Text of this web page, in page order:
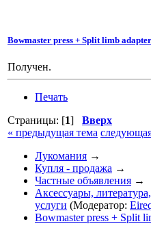
Bowmaster press + Split limb
Получен.
Печать
Страницы: [1] Вверх
« предыдущая тема
Лукомания →
Купля - продажа →
Частные объявления →
Аксессуары,
услуги (Модератор:
Bowmaster press + Split